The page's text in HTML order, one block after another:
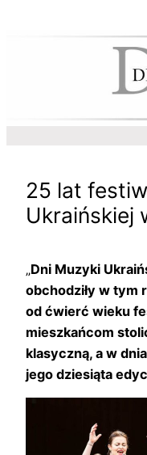
25 lat
Ukraińskiej
„Dni Muzyki
obchodziły w tym
od ćwierć wieku
mieszkańcom
klasyczną, a w
jego dziesiąta